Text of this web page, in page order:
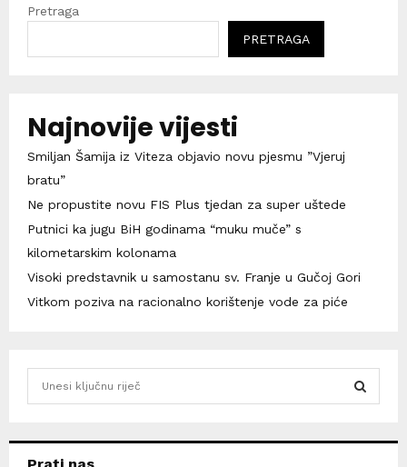
Pretraga
PRETRAGA
Najnovije vijesti
Smiljan Šamija iz Viteza objavio novu pjesmu ”Vjeruj
bratu”
Ne propustite novu FIS Plus tjedan za super uštede
Putnici ka jugu BiH godinama “muku muče” s
kilometarskim kolonama
Visoki predstavnik u samostanu sv. Franje u Gučoj Gori
Vitkom poziva na racionalno korištenje vode za piće